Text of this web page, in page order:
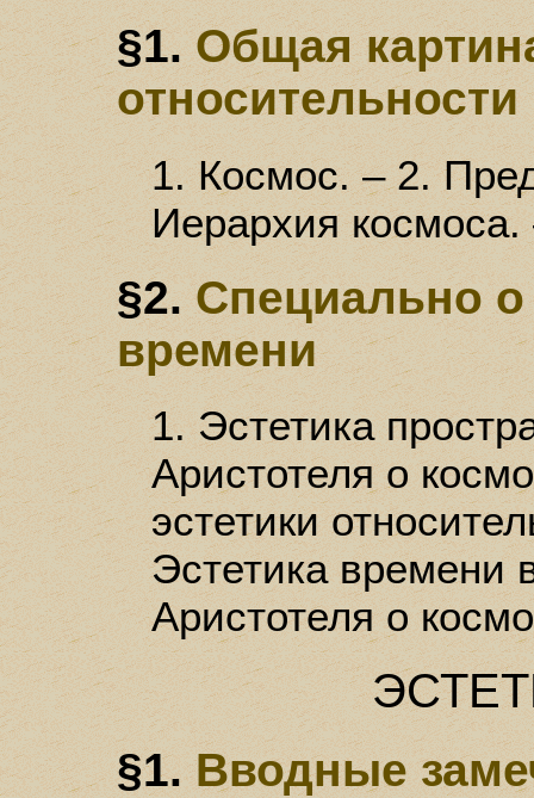
§1.Общая
относительности
1. Космос. – 2.
Иерархия
§2. Специально о
времени
1. Эстетика
Аристотеля о
эстетики
Эстетика времени
Аристотеля о
§1.Вводные